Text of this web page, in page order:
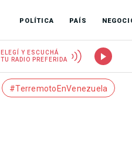
POLÍTICA PAÍS
ELEGÍ Y ESCUCHÁ
TU RADIO PREFERIDA
#TerremotoEnVenezuela